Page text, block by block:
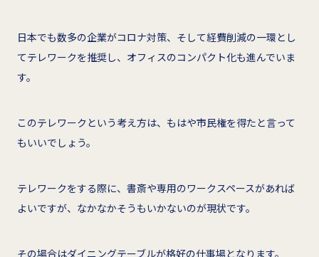
日本でも数多の企業がコロナ対策、そして経費削減の一環とし
てテレワークを推奨し、オフィスのコンパクト化も進んでいま
す。
このテレワークという考え方は、もはや市民権を得たと言って
もいいでしょう。
テレワークをする際に、書斎や専用のワークスペースがあれば
よいですが、なかなかそうもいかないのが現状です。
その場合はダイニングテーブルが格好の仕事場となります。